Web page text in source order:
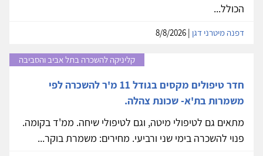
הכולל...
דפנה מיטרני דגן
קליניקה להשכרה בתל אביב והסביבה
חדר טיפולים מקסים בגודל 11 מ'ר להשכרה לפי
משמרות בת'א- שכונת צהלה.
מתאים גם לטיפולי מיטה, וגם לטיפולי שיחה. ממ'ד בקומה.
פנוי להשכרה בימי שני ורביעי. מחירים: משמרת בוקר...